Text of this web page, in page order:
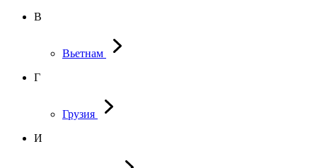
В
Вьетнам
Г
Грузия
И